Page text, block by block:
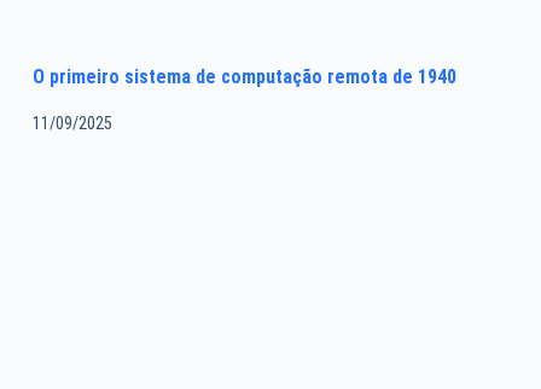
O primeiro sistema de computação remota de 1940
11/09/2025